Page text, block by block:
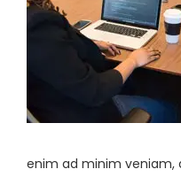
enim ad minim veniam,